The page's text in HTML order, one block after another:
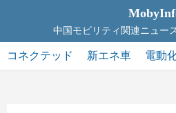
テ
ン
中国モビリティ関連ニュー
コネクテッド 新エネ車 電動